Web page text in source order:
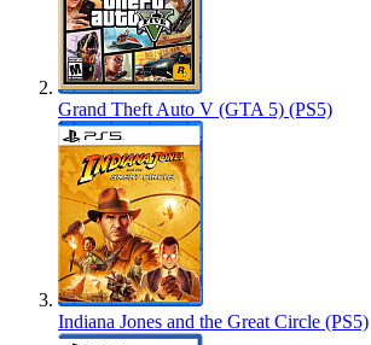
Grand Theft Auto V (GTA 5) (PS5)
Indiana Jones and the Great Circle (PS5)